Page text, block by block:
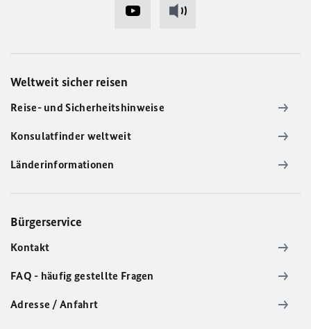
Weltweit sicher reisen
Reise- und Sicherheitshinweise
Konsulatfinder weltweit
Länderinformationen
Bürgerservice
Kontakt
FAQ - häufig gestellte Fragen
Adresse / Anfahrt